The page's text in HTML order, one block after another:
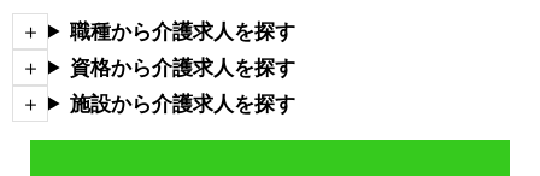
職種から介護求人を探す
資格から介護求人を探す
施設から介護求人を探す